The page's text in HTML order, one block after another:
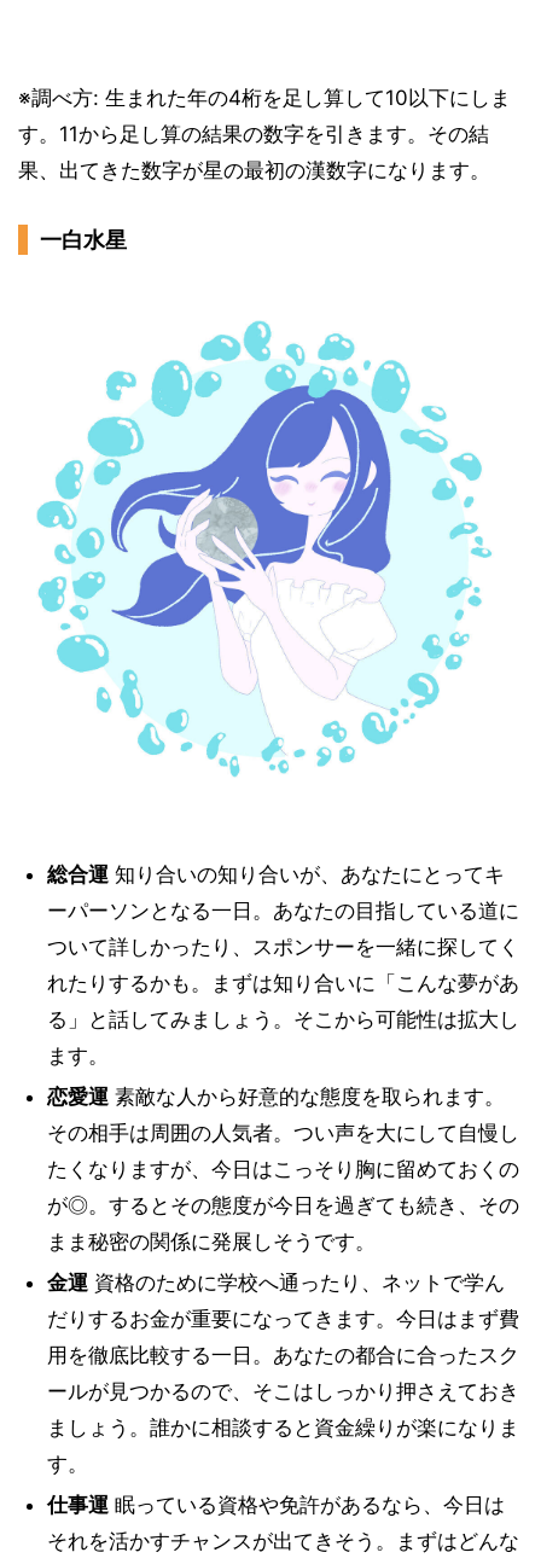
※調べ方: 生まれた年の4桁を足し算して10以下にしま
す。11から足し算の結果の数字を引きます。その結
果、出てきた数字が星の最初の漢数字になります。
一白水星
総合運知り合いの知り合いが、あなたにとってキ
ーパーソンとなる一日。あなたの目指している道に
ついて詳しかったり、スポンサーを一緒に探してく
れたりするかも。まずは知り合いに「こんな夢があ
る」と話してみましょう。そこから可能性は拡大し
ます。
恋愛運素敵な人から好意的な態度を取られます。
その相手は周囲の人気者。つい声を大にして自慢し
たくなりますが、今日はこっそり胸に留めておくの
が◎。するとその態度が今日を過ぎても続き、その
まま秘密の関係に発展しそうです。
金運資格のために学校へ通ったり、ネットで学ん
だりするお金が重要になってきます。今日はまず費
用を徹底比較する一日。あなたの都合に合ったスク
ールが見つかるので、そこはしっかり押さえておき
ましょう。誰かに相談すると資金繰りが楽になりま
す。
仕事運眠っている資格や免許があるなら、今日は
それを活かすチャンスが出てきそう。まずはどんな